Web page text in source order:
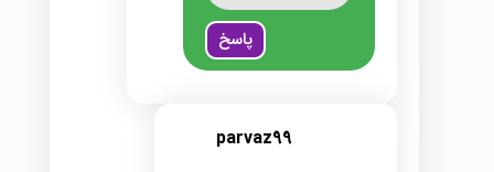
پاسخ
parvaz99